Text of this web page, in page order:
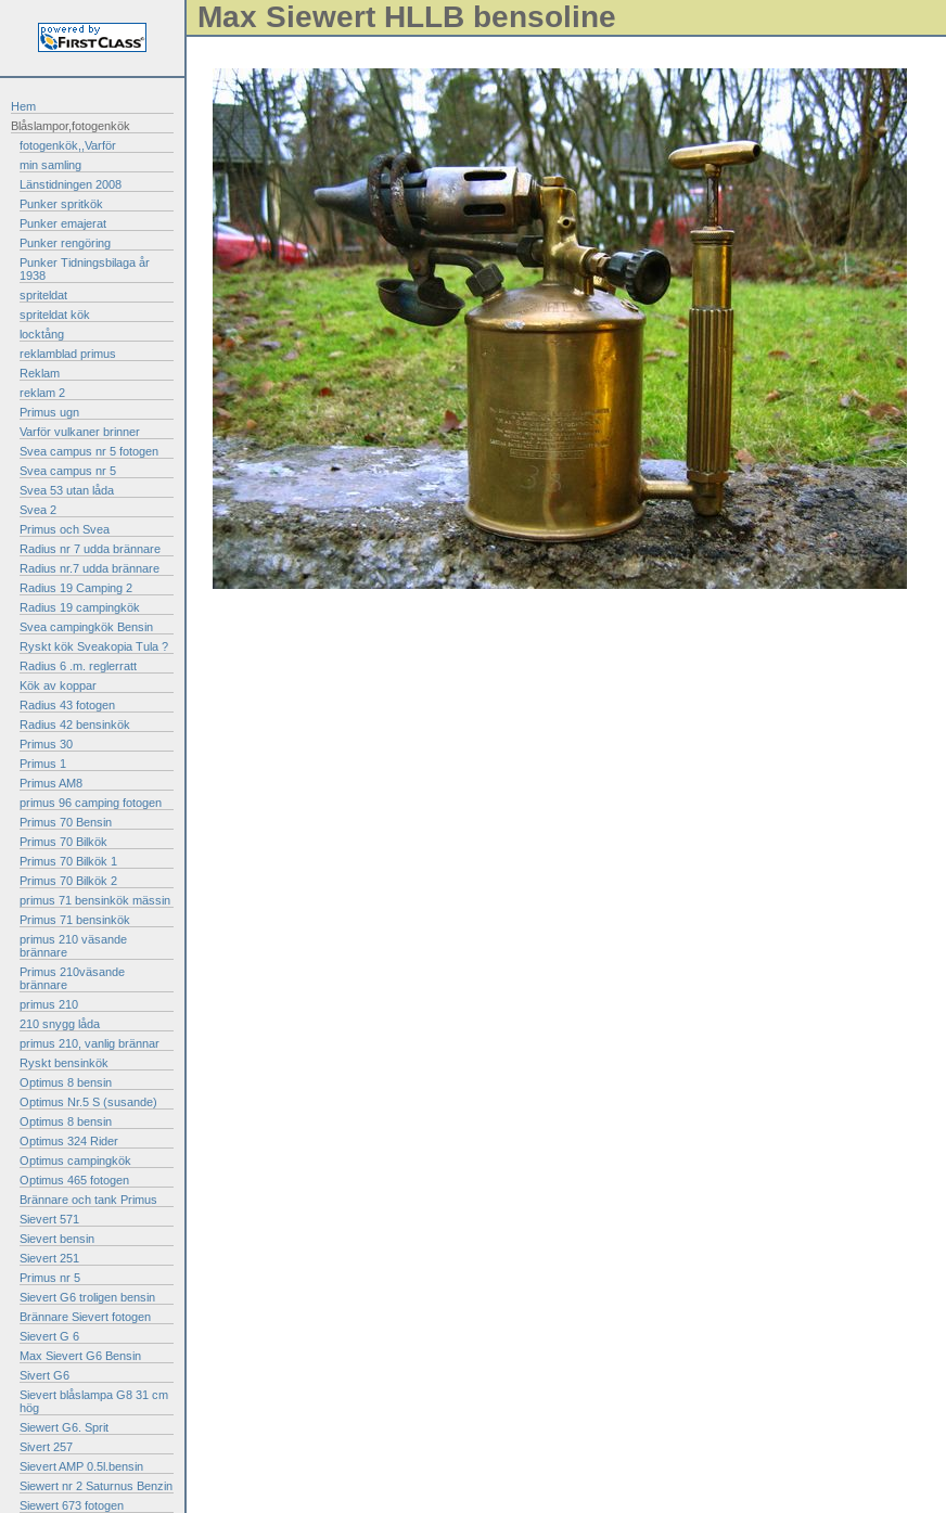
Hem
Blåslampor,fotogenkök
fotogenkök,,Varför
min samling
Länstidningen 2008
Punker spritkök
Punker emajerat
Punker rengöring
Punker Tidningsbilaga år
1938
spriteldat
spriteldat kök
locktång
reklamblad primus
Reklam
reklam 2
Primus ugn
Varför vulkaner brinner
Svea campus nr 5 fotogen
Svea campus nr 5
Svea 53 utan låda
Svea 2
Primus och Svea
Radius nr 7 udda brännare
Radius nr.7 udda brännare
Radius 19 Camping 2
Radius 19 campingkök
Svea campingkök Bensin
Ryskt kök Sveakopia Tula ?
Radius 6 .m. reglerratt
Kök av koppar
Radius 43 fotogen
Radius 42 bensinkök
Primus 30
Primus 1
Primus AM8
primus 96 camping fotogen
Primus 70 Bensin
Primus 70 Bilkök
Primus 70 Bilkök 1
Primus 70 Bilkök 2
primus 71 bensinkök mässin
Primus 71 bensinkök
primus 210 väsande
brännare
Primus 210väsande
brännare
primus 210
210 snygg låda
primus 210, vanlig brännar
Ryskt bensinkök
Optimus 8 bensin
Optimus Nr.5 S (susande)
Optimus 8 bensin
Optimus 324 Rider
Optimus campingkök
Optimus 465 fotogen
Brännare och tank Primus
Sievert 571
Sievert bensin
Sievert 251
Primus nr 5
Sievert G6 troligen bensin
Brännare Sievert fotogen
Sievert G 6
Max Sievert G6 Bensin
Sivert G6
Sievert blåslampa G8 31 cm
hög
Siewert G6. Sprit
Sivert 257
Sievert AMP 0.5l.bensin
Siewert nr 2 Saturnus Benzin
Siewert 673 fotogen
Max Siewert HLLB bensoline